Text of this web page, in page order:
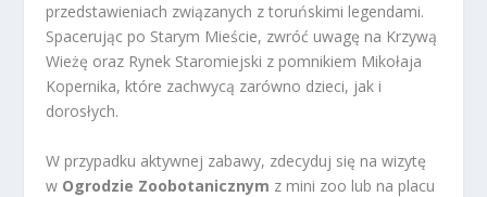
przedstawieniach związanych z toruńskimi legendami.
Spacerując po Starym Mieście, zwróć uwagę na Krzywą
Wieżę oraz Rynek Staromiejski z pomnikiem Mikołaja
Kopernika, które zachwycą zarówno dzieci, jak i
dorosłych.
W przypadku aktywnej zabawy, zdecyduj się na wizytę
w Ogrodzie Zoobotanicznym z mini zoo lub na placu